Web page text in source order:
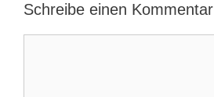
Schreibe einen Kommentar